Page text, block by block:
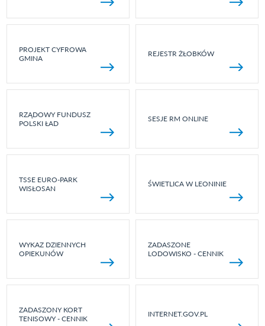
PROJEKT CYFROWA
GMINA
REJESTR ŻŁOBKÓW
RZĄDOWY FUNDUSZ
POLSKI ŁAD
SESJE RM ONLINE
TSSE EURO-PARK
WISŁOSAN
ŚWIETLICA W LEONINIE
WYKAZ DZIENNYCH
OPIEKUNÓW
ZADASZONE
LODOWISKO - CENNIK
ZADASZONY KORT
TENISOWY - CENNIK
INTERNET.GOV.PL